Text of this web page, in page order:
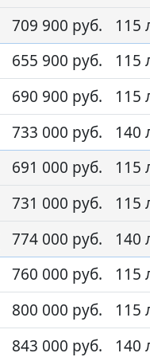
709 900 руб.
115
655 900 руб.
115
690 900 руб.
115
733 000 руб.
140
691 000 руб.
115
731 000 руб.
115
774 000 руб.
140
760 000 руб.
115
800 000 руб.
115
843 000 руб.
140